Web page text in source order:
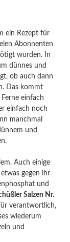
ein Rezept für
Abonnenten
wurden. In
dünnes und
ob auch dann
Das kommt
einfach
einfach noch
manchmal
und
Auch einige
gegen ihr
und
Salzen Nr.
verantwortlich,
wiederum
und